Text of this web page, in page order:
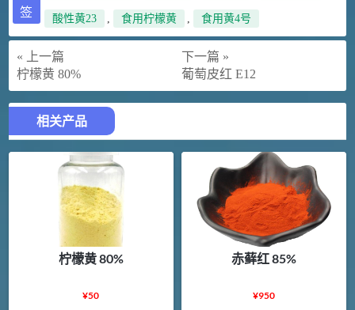
签
酸性黄23 , 食用柠檬黄 , 食用黄4号
« 上一篇
柠檬黄 80%
下一篇 »
葡萄皮红 E12
相关产品
柠檬黄 80%
¥50
赤藓红 85%
¥950